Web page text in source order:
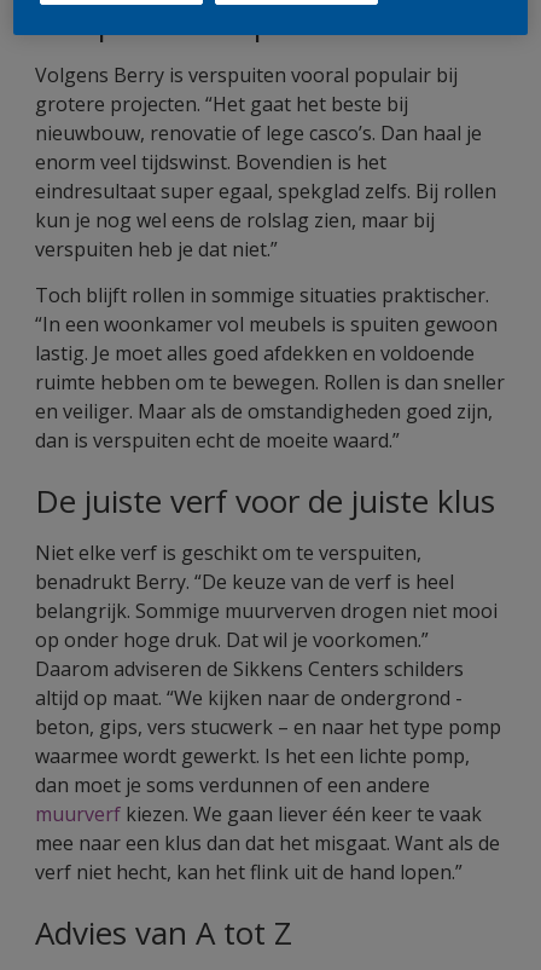
Volgens Berry is verspuiten vooral populair bij
grotere projecten. “Het gaat het beste bij
nieuwbouw, renovatie of lege casco’s. Dan haal je
enorm veel tijdswinst. Bovendien is het
eindresultaat super egaal, spekglad zelfs. Bij rollen
kun je nog wel eens de rolslag zien, maar bij
verspuiten heb je dat niet.”
Toch blijft rollen in sommige situaties praktischer.
“In een woonkamer vol meubels is spuiten gewoon
lastig. Je moet alles goed afdekken en voldoende
ruimte hebben om te bewegen. Rollen is dan sneller
en veiliger. Maar als de omstandigheden goed zijn,
dan is verspuiten echt de moeite waard.”
De juiste verf voor de juiste klus
Niet elke verf is geschikt om te verspuiten,
benadrukt Berry. “De keuze van de verf is heel
belangrijk. Sommige muurverven drogen niet mooi
op onder hoge druk. Dat wil je voorkomen.”
Daarom adviseren de Sikkens Centers schilders
altijd op maat. “We kijken naar de ondergrond -
beton, gips, vers stucwerk – en naar het type pomp
waarmee wordt gewerkt. Is het een lichte pomp,
dan moet je soms verdunnen of een andere
muurverf kiezen. We gaan liever één keer te vaak
mee naar een klus dan dat het misgaat. Want als de
verf niet hecht, kan het flink uit de hand lopen.”
Advies van A tot Z